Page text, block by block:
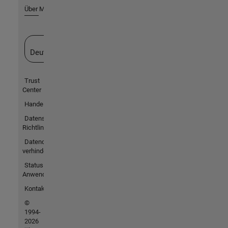
Über MathWorks
Deutschland
Trust
Center
Handelsmarken
Datenschutz-
Richtlinien
Datendiebstahl
verhindern
Status von
Anwendungen
Kontakt
©
1994-
2026